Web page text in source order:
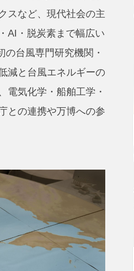
スなど、現代社会の主
AI・脱炭素まで幅広い
台風専門研究機関・
減と台風エネルギーの
電気化学・船舶工学・
との連携や万博への参